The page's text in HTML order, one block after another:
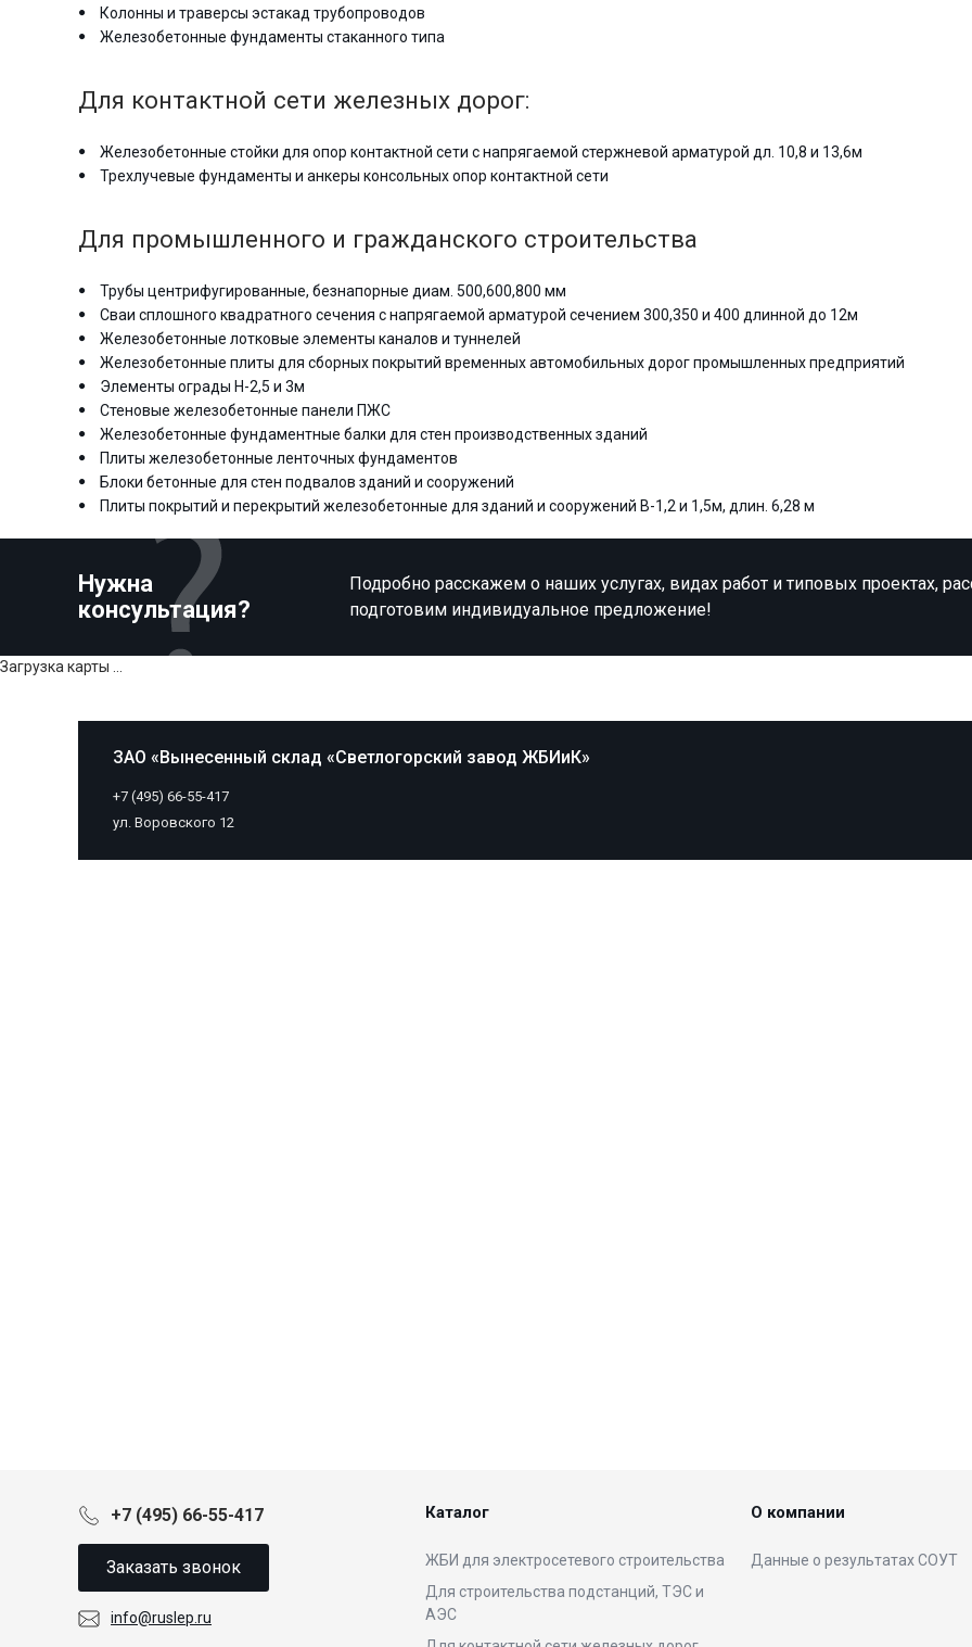
Колонны и траверсы эстакад трубопроводов
Железобетонные фундаменты стаканного типа
Для контактной сети железных дорог:
Железобетонные стойки для опор контактной сети с напрягаемой стержневой арматурой дл. 10,8 и 13,6м
Трехлучевые фундаменты и анкеры консольных опор контактной сети
Для промышленного и гражданского строительства
Трубы центрифугированные, безнапорные диам. 500,600,800 мм
Сваи сплошного квадратного сечения с напрягаемой арматурой сечением 300,350 и 400 длинной до 12м
Железобетонные лотковые элементы каналов и туннелей
Железобетонные плиты для сборных покрытий временных автомобильных дорог промышленных предприятий
Элементы ограды Н-2,5 и 3м
Стеновые железобетонные панели ПЖС
Железобетонные фундаментные балки для стен производственных зданий
Плиты железобетонные ленточных фундаментов
Блоки бетонные для стен подвалов зданий и сооружений
Плиты покрытий и перекрытий железобетонные для зданий и сооружений В-1,2 и 1,5м, длин. 6,28 м
Нужна
консультация?
Подробно расскажем о наших услугах, видах работ и типовых проектах,
подготовим индивидуальное предложение!
ЗАО «Вынесенный склад «Светлогорский завод ЖБИиК»
+7 (495) 66-55-417
ул. Воровского 12
Загрузка карты ...
+7 (495) 66-55-417
Заказать звонок
info@ruslep.ru
Каталог
ЖБИ для электросетевого строительства
Для строительства подстанций, ТЭС и
АЭС
О компании
Данные о результатах СОУТ